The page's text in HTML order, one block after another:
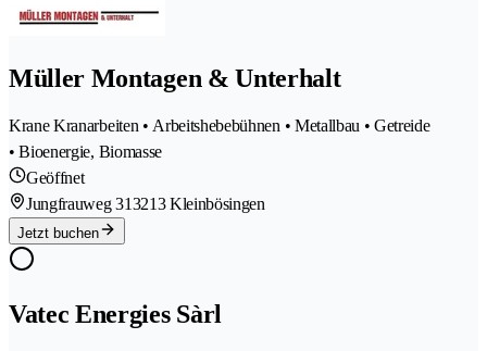
Müller Montagen & Unterhalt
Krane Kranarbeiten • Arbeitshebebühnen • Metallbau • Getreide
• Bioenergie, Biomasse
Geöffnet
Jungfrauweg 313213 Kleinbösingen
Jetzt buchen
Vatec Energies Sàrl